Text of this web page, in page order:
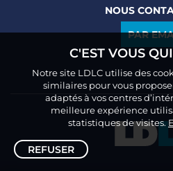
NOUS
PAR
C'EST VOUS
Notre site LDLC utilise des
similaires pour vous
adaptés à vos centres
meilleure expérience
statistiques de visites.
REFUSER